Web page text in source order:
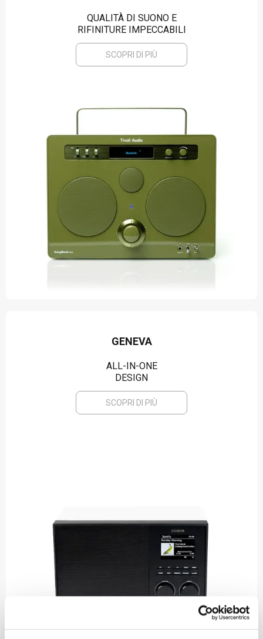
QUALITÀ DI SUONO E
RIFINITURE IMPECCABILI
SCOPRI DI PIÙ
GENEVA
ALL-IN-ONE
DESIGN
SCOPRI DI PIÙ